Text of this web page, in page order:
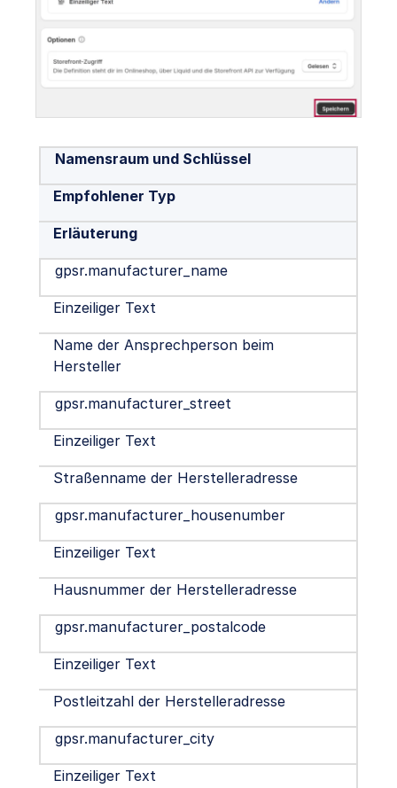
Namensraum und Schlüssel
Empfohlener Typ
Erläuterung
gpsr.manufacturer_name
Einzeiliger Text
Name der Ansprechperson beim
Hersteller
gpsr.manufacturer_street
Einzeiliger Text
Straßenname der Herstelleradresse
gpsr.manufacturer_housenumber
Einzeiliger Text
Hausnummer der Herstelleradresse
gpsr.manufacturer_postalcode
Einzeiliger Text
Postleitzahl der Herstelleradresse
gpsr.manufacturer_city
Einzeiliger Text